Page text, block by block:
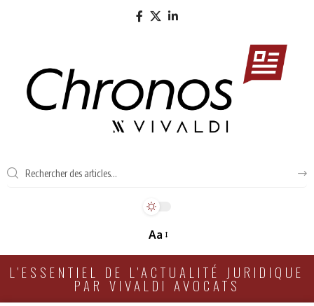
Aa
L'ESSENTIEL DE L'ACTUALITÉ JURIDIQUE
PAR VIVALDI AVOCATS